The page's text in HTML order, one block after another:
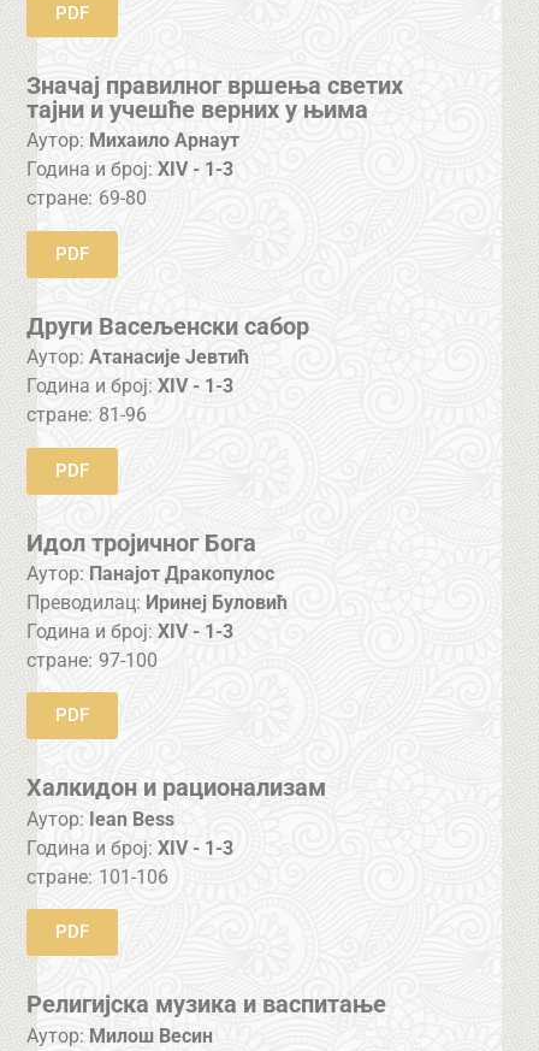
PDF
Значај правилног вршења светих
тајни и учешће верних у њима
Аутор: Михаило Арнаут
Година и број:XIV - 1-3
стране: 69-80
PDF
Други Васељенски сабор
Аутор: Атанасије Јевтић
Година и број:XIV - 1-3
стране: 81-96
PDF
Идол тројичног Бога
Аутор: Панајот Дракопулос
Преводилац: Иринеј Буловић
Година и број:XIV - 1-3
стране: 97-100
PDF
Халкидон и рационализам
Аутор: Iean Bess
Година и број:XIV - 1-3
стране: 101-106
PDF
Религијска музика и васпитање
Аутор: Милош Весин